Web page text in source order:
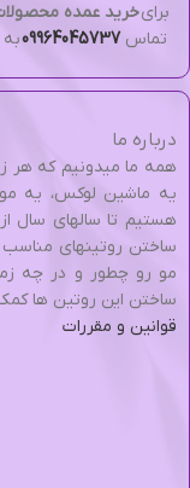
برایخرید عمده
تماس09964045737
درباره ما
همه ما میدونیم که هر
یه ماشین لوکس، یه
هستیم تا سالهای سال
ساختن روتینهای
مو رو چطور و در چه
ساختن این روتین ها
قوانین و مقررات